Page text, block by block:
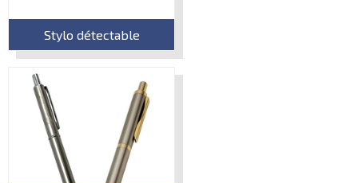
Stylo détectable